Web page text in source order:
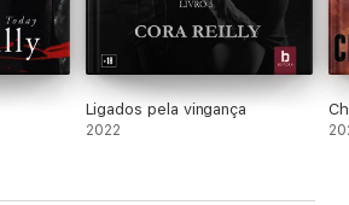
Ligados pela vingança
2022